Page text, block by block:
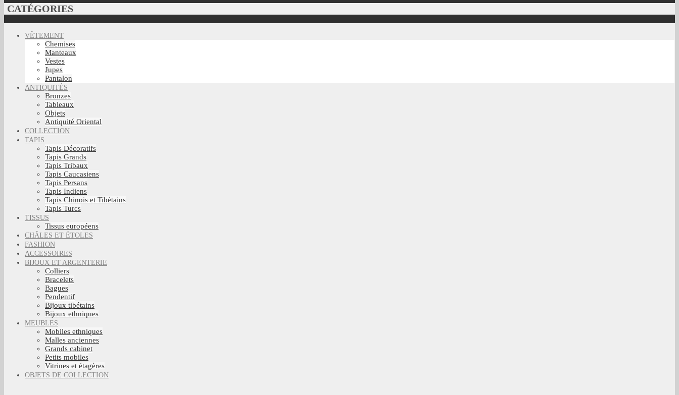
CATÉGORIES
VÊTEMENT
Chemises
Manteaux
Vestes
Jupes
Pantalon
ANTIQUITÉS
Bronzes
Tableaux
Objets
Antiquité Oriental
COLLECTION
TAPIS
Tapis Décoratifs
Tapis Grands
Tapis Tribaux
Tapis Caucasiens
Tapis Persans
Tapis Indiens
Tapis Chinois et Tibétains
Tapis Turcs
TISSUS
Tissus européens
CHÂLES ET ÉTOLES
FASHION
ACCESSOIRES
BIJOUX ET ARGENTERIE
Colliers
Bracelets
Bagues
Pendentif
Bijoux tibétains
Bijoux ethniques
MEUBLES
Mobiles ethniques
Malles anciennes
Grands cabinet
Petits mobiles
Vitrines et étagères
OBJETS DE COLLECTION